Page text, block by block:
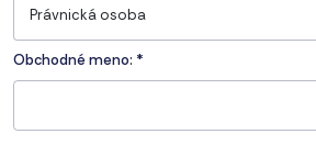
Právnická osoba
Obchodné meno: *